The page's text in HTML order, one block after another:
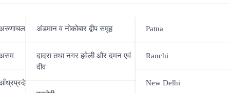
प्रदेशअंडमान व नोकोबार द्वीप समूह
दादरा तथा नगर हवेली और दमन एवं
दीव
Patna
Ranchi
New Delhi
पकड़, पहले वीकेंड में कर डाली